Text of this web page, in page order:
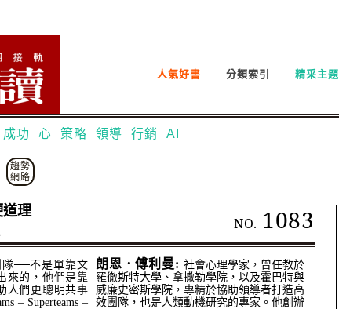
人氣好書 分類索引 精采主題
成功 心 策略 領導 行銷 AI
趨勢
網路
道理
NO. 1083
──不是單靠文
來的，他們是靠
人們更聰明共事
– Superteams –
朗恩．傅利曼: 社會心理學家，曾任教於
羅徹斯特大學、拿撒勒學院，以及霍巴特與
威廉史密斯學院，專精於協助領導者打造高
效團隊，也是人類動機研究的專家。他創辦